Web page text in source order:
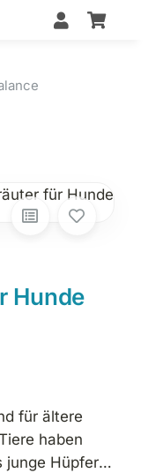
Hunde
für ältere
haben
junge Hüpfer.